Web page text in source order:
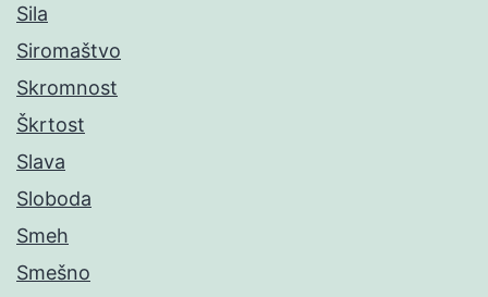
Sila
Siromaštvo
Skromnost
Škrtost
Slava
Sloboda
Smeh
Smešno